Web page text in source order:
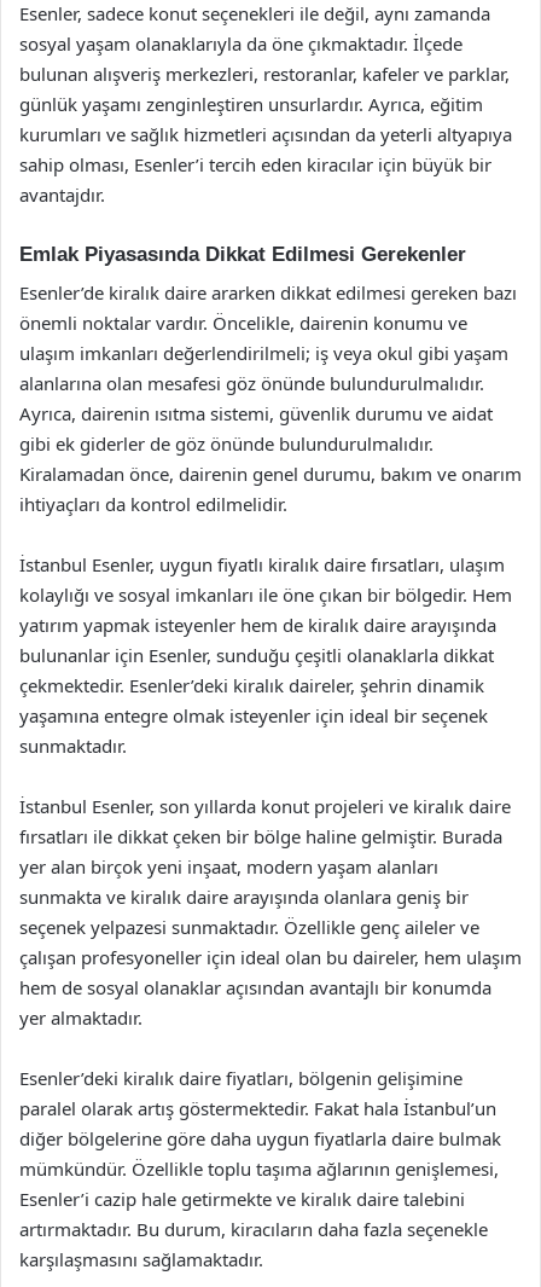
Esenler, sadece konut seçenekleri ile değil, aynı zamanda
sosyal yaşam olanaklarıyla da öne çıkmaktadır. İlçede
bulunan alışveriş merkezleri, restoranlar, kafeler ve parklar,
günlük yaşamı zenginleştiren unsurlardır. Ayrıca, eğitim
kurumları ve sağlık hizmetleri açısından da yeterli altyapıya
sahip olması, Esenler’i tercih eden kiracılar için büyük bir
avantajdır.
Emlak Piyasasında Dikkat Edilmesi Gerekenler
Esenler’de kiralık daire ararken dikkat edilmesi gereken bazı
önemli noktalar vardır. Öncelikle, dairenin konumu ve
ulaşım imkanları değerlendirilmeli; iş veya okul gibi yaşam
alanlarına olan mesafesi göz önünde bulundurulmalıdır.
Ayrıca, dairenin ısıtma sistemi, güvenlik durumu ve aidat
gibi ek giderler de göz önünde bulundurulmalıdır.
Kiralamadan önce, dairenin genel durumu, bakım ve onarım
ihtiyaçları da kontrol edilmelidir.
İstanbul Esenler, uygun fiyatlı kiralık daire fırsatları, ulaşım
kolaylığı ve sosyal imkanları ile öne çıkan bir bölgedir. Hem
yatırım yapmak isteyenler hem de kiralık daire arayışında
bulunanlar için Esenler, sunduğu çeşitli olanaklarla dikkat
çekmektedir. Esenler’deki kiralık daireler, şehrin dinamik
yaşamına entegre olmak isteyenler için ideal bir seçenek
sunmaktadır.
İstanbul Esenler, son yıllarda konut projeleri ve kiralık daire
fırsatları ile dikkat çeken bir bölge haline gelmiştir. Burada
yer alan birçok yeni inşaat, modern yaşam alanları
sunmakta ve kiralık daire arayışında olanlara geniş bir
seçenek yelpazesi sunmaktadır. Özellikle genç aileler ve
çalışan profesyoneller için ideal olan bu daireler, hem ulaşım
hem de sosyal olanaklar açısından avantajlı bir konumda
yer almaktadır.
Esenler’deki kiralık daire fiyatları, bölgenin gelişimine
paralel olarak artış göstermektedir. Fakat hala İstanbul’un
diğer bölgelerine göre daha uygun fiyatlarla daire bulmak
mümkündür. Özellikle toplu taşıma ağlarının genişlemesi,
Esenler’i cazip hale getirmekte ve kiralık daire talebini
artırmaktadır. Bu durum, kiracıların daha fazla seçenekle
karşılaşmasını sağlamaktadır.